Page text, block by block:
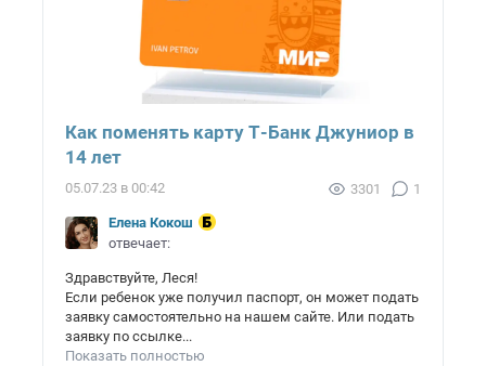
Как поменять карту Т-Банк Джуниор в
14 лет
05.07.23 в 00:42 3301 1
Елена Кокош
отвечает:
Здравствуйте, Леся!
Если ребенок уже получил паспорт, он может подать
заявку самостоятельно на нашем сайте. Или подать
заявку по ссылке...
Показать полностью